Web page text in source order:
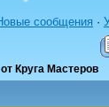
сообщения ·
Круга Мастеров